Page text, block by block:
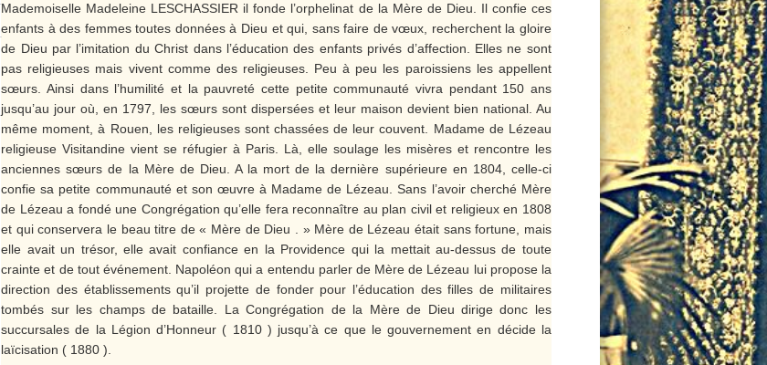
Mademoiselle Madeleine LESCHASSIER il fonde l’orphelinat de la Mère de Dieu. Il confie ces
enfants à des femmes toutes données à Dieu et qui, sans faire de vœux, recherchent la gloire
de Dieu par l’imitation du Christ dans l’éducation des enfants privés d’affection. Elles ne sont
pas religieuses mais vivent comme des religieuses. Peu à peu les paroissiens les appellent
sœurs. Ainsi dans l’humilité et la pauvreté cette petite communauté vivra pendant 150 ans
jusqu’au jour où, en 1797, les sœurs sont dispersées et leur maison devient bien national. Au
même moment, à Rouen, les religieuses sont chassées de leur couvent. Madame de Lézeau
religieuse Visitandine vient se réfugier à Paris. Là, elle soulage les misères et rencontre les
anciennes sœurs de la Mère de Dieu. A la mort de la dernière supérieure en 1804, celle-ci
confie sa petite communauté et son œuvre à Madame de Lézeau. Sans l’avoir cherché Mère
de Lézeau a fondé une Congrégation qu’elle fera reconnaître au plan civil et religieux en 1808
et qui conservera le beau titre de « Mère de Dieu . » Mère de Lézeau était sans fortune, mais
elle avait un trésor, elle avait confiance en la Providence qui la mettait au-dessus de toute
crainte et de tout événement. Napoléon qui a entendu parler de Mère de Lézeau lui propose la
direction des établissements qu’il projette de fonder pour l’éducation des filles de militaires
tombés sur les champs de bataille. La Congrégation de la Mère de Dieu dirige donc les
succursales de la Légion d’Honneur ( 1810 ) jusqu’à ce que le gouvernement en décide la
laïcisation ( 1880 ).